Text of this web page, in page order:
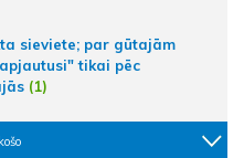
sieviete; par gūtajām
tikai pēc
(1)